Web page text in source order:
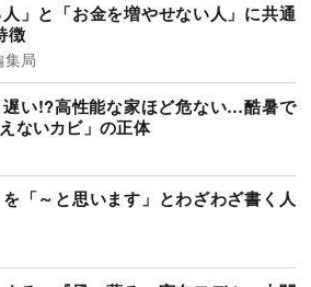
人」と「お金を増やせない人」に共通
徴
集局
い!?高性能な家ほど危ない…酷暑で
ないカビ」の正体
「～と思います」とわざわざ書く人